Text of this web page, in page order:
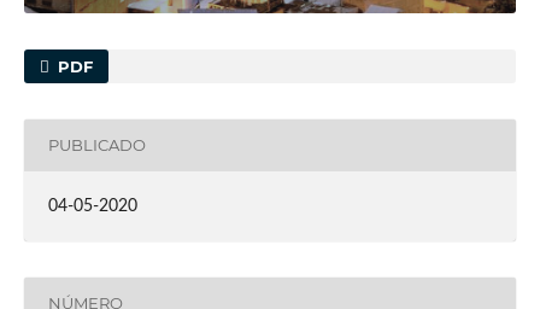
PDF
PUBLICADO
04-05-2020
NÚMERO